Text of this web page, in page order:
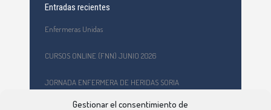
Gestionar el consentimiento de
Entradas recientes
Enfermeras Unidas
CURSOS ONLINE (FNN) JUNIO 2026
JORNADA ENFERMERA DE HERIDAS SORIA